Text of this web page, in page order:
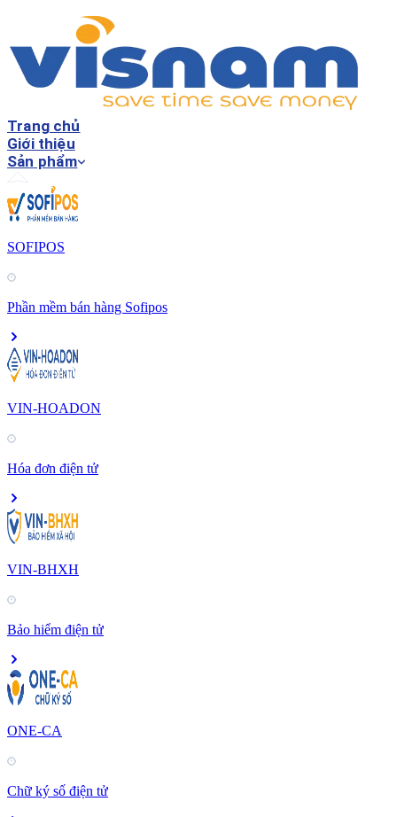
Trang chủ
Giới thiệu
Sản phẩm
SOFIPOS
Phần mềm bán hàng Sofipos
VIN-HOADON
Hóa đơn điện tử
VIN-BHXH
Bảo hiểm điện tử
ONE-CA
Chữ ký số điện tử